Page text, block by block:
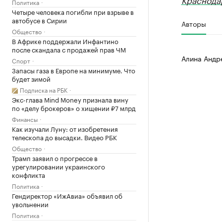
Четыре человека погибли при взрыве в
автобусе в Сирии
Общество
В Африке поддержали Инфантино
после скандала с продажей прав ЧМ
Спорт
Запасы газа в Европе на минимуме. Что
будет зимой
Подписка на РБК
Экс-глава Mind Money признала вину
по «делу брокеров» о хищении ₽7 млрд
Финансы
Как изучали Луну: от изобретения
телескопа до высадки. Видео РБК
Общество
Трамп заявил о прогрессе в
урегулировании украинского
конфликта
Политика
Гендиректор «ИжАвиа» объявил об
увольнении
Политика
Авторы
Алина